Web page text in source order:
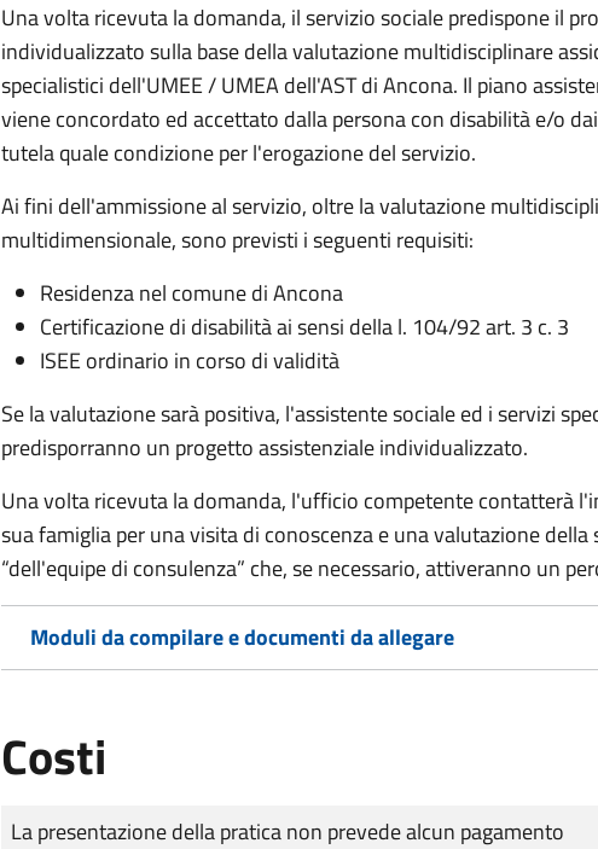
Una volta ricevuta la domanda, il servizio sociale predispone il
individualizzato sulla base della valutazione multidisciplinare
specialistici dell'UMEE / UMEA dell'AST di Ancona. Il piano
viene concordato ed accettato dalla persona con disabilità e/o
tutela quale condizione per l'erogazione del servizio.
Ai fini dell'ammissione al servizio, oltre la valutazione
multidimensionale, sono previsti i seguenti requisiti:
Residenza nel comune di Ancona
Certificazione di disabilità ai sensi della l. 104/92 art. 3 c. 3
ISEE ordinario in corso di validità
Se la valutazione sarà positiva, l'assistente sociale ed i servizi
predisporranno un progetto assistenziale individualizzato.
Una volta ricevuta la domanda, l'ufficio competente contatterà
sua famiglia per una visita di conoscenza e una valutazione della
“dell'equipe di consulenza” che, se necessario, attiveranno un
Moduli da compilare e documenti da allegare
Costi
Tipo di pagamento
Importo
La presentazione della pratica non prevede alcun pagamento